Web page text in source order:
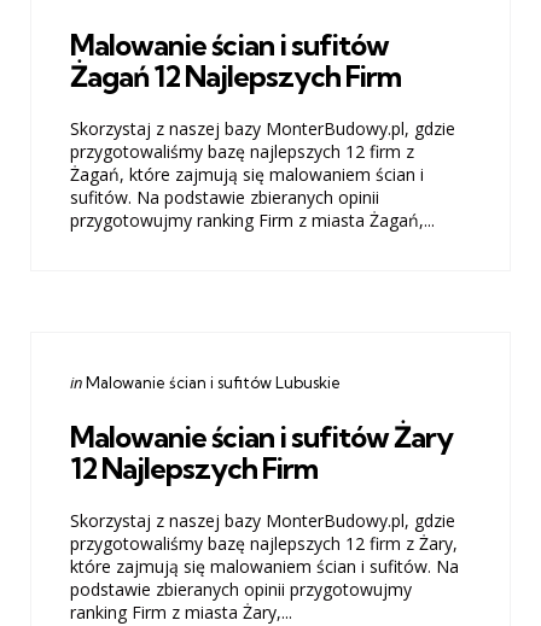
Malowanie ścian i sufitów
Żagań 12 Najlepszych Firm
Skorzystaj z naszej bazy MonterBudowy.pl, gdzie
przygotowaliśmy bazę najlepszych 12 firm z
Żagań, które zajmują się malowaniem ścian i
sufitów. Na podstawie zbieranych opinii
przygotowujmy ranking Firm z miasta Żagań,...
Categories
Posted
inMalowanie ścian i sufitów Lubuskie
Malowanie ścian i sufitów Żary
12 Najlepszych Firm
Skorzystaj z naszej bazy MonterBudowy.pl, gdzie
przygotowaliśmy bazę najlepszych 12 firm z Żary,
które zajmują się malowaniem ścian i sufitów. Na
podstawie zbieranych opinii przygotowujmy
ranking Firm z miasta Żary,...